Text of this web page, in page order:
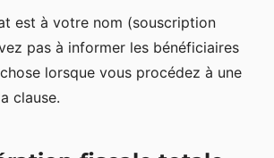
est à votre nom (souscription
pas à informer les bénéficiaires
lorsque vous procédez à une
clause.